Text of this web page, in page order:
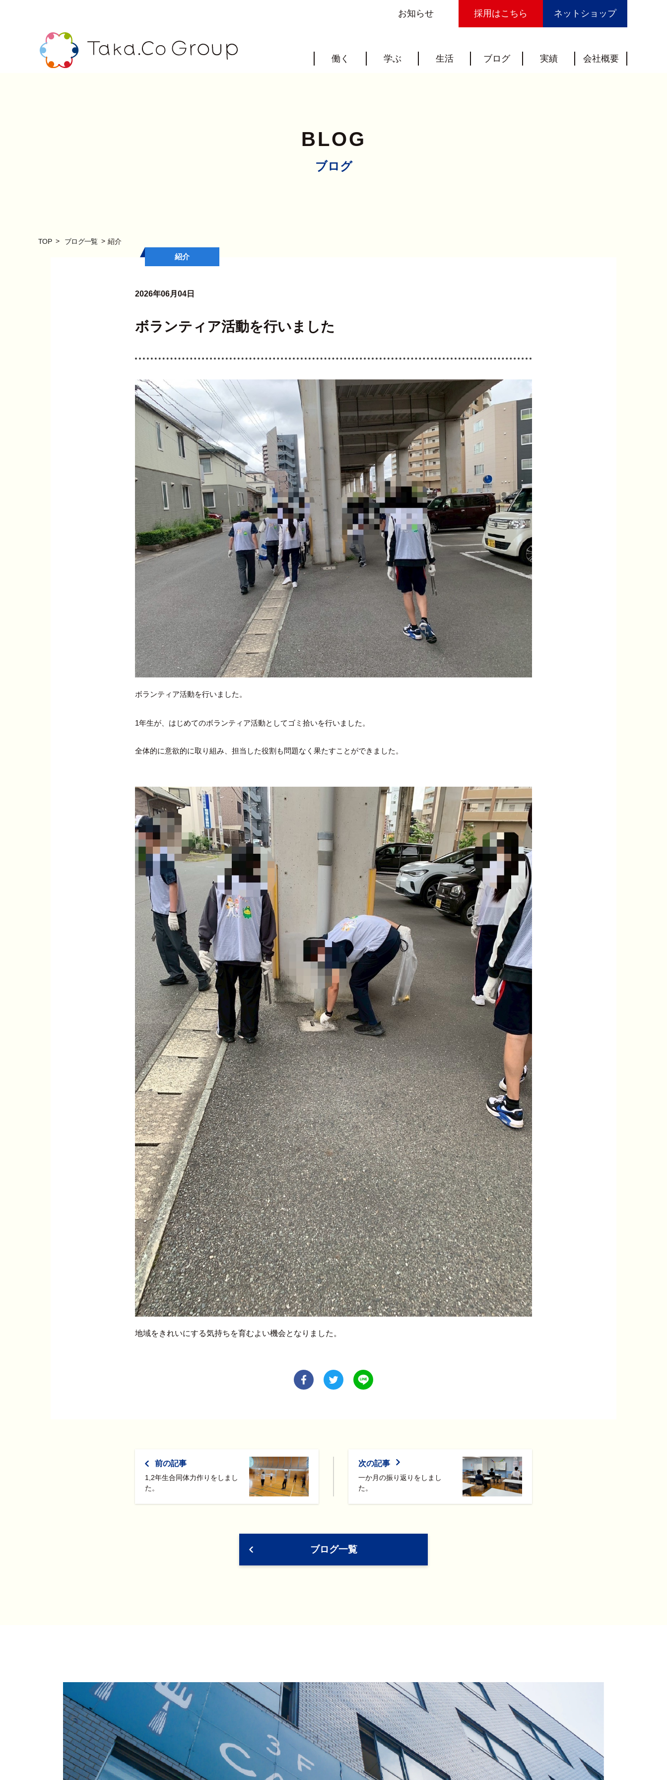
お知らせ 採用はこちら ネットショップ
働く 学ぶ 生活 ブログ 実績 会社概要
BLOG
ブログ
TOP ブログ一覧 紹介
紹介
2026年06月04日
ボランティア活動を行いました
ボランティア活動を行いました。
1年生が、はじめてのボランティア活動としてゴミ拾いを行いました。
全体的に意欲的に取り組み、担当した役割も問題なく果たすことができました。
地域をきれいにする気持ちを育むよい機会となりました。
前の記事
1,2年生合同体力作りをしまし
た。
次の記事
一か月の振り返りをしまし
た。
ブログ一覧